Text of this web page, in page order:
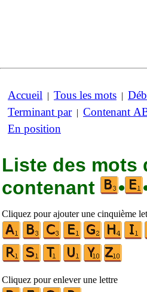
Accueil | Tous les mots |
Terminant par| Contenant
En position
Liste des mots
contenant
•
Cliquez pour ajouter une cinquième
Cliquez pour enlever une lettre